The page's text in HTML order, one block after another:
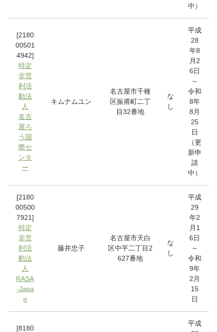
中）
[2180
00501
4942]
特定
非営
利活
動法
人
名古
屋ろ
う国
際セ
ンタ
ー
キムナムユン
名古屋市千種
区振甫町二丁
目32番地
な
し
平成
28
年8
月2
6日
～
令和
8年
8月
25
日
（更
新申
請
中）
[2180
00500
7921]
特定
非営
利活
動法
人
RASA
-Japa
n
藤井忠子
名古屋市天白
区中平二丁目2
627番地
な
し
平成
29
年2
月1
6日
～
令和
9年
2月
15
日
[8180
平成